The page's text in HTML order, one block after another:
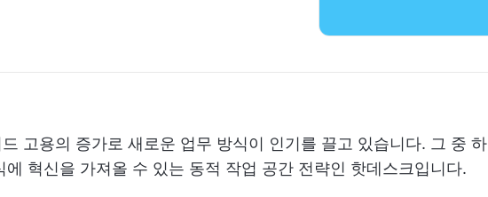
고용의 증가로 새로운 업무 방식이 인기를 끌고 있습니다. 그 중 하
에 혁신을 가져올 수 있는 동적 작업 공간 전략인 핫데스크입니다.